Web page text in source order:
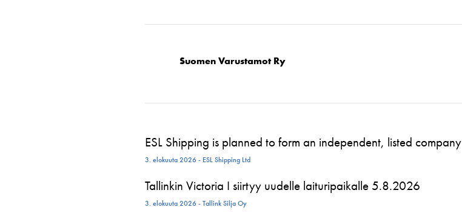
Suomen Varustamot Ry
ESL Shipping is planned to form an independent, listed company
3. elokuuta 2026 - ESL Shipping Ltd
Tallinkin Victoria I siirtyy uudelle laituripaikalle 5.8.2026
3. elokuuta 2026 - Tallink Silja Oy